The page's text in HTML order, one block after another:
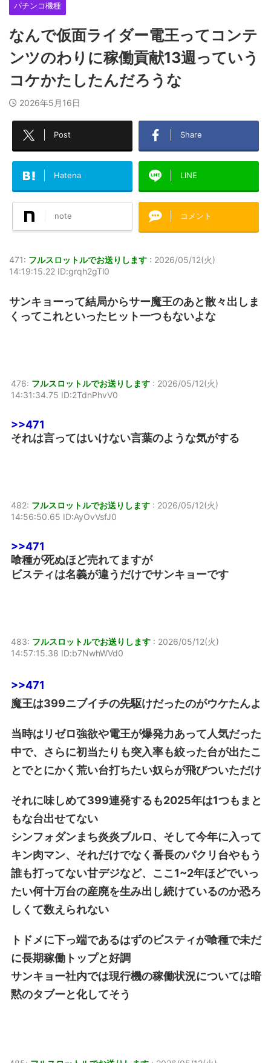
パチンコ機種
なんで仮面ライダー電王ってコンテ
ンツのわりに稼働貢献13週っていう
コケかたしたんだろうな
2026年5月16日
Post Share
Hatena LINE
note コメント
471: フルスロットルでお送りします : 2026/05/12(火)
14:19:15.22 ID:grqh2gTl0
サンキョーって結局からサー魔王のあと散々出しま
くってこれといったヒット一つもないよな
476: フルスロットルでお送りします : 2026/05/12(火)
14:31:34.75 ID:2TdnPhvV0
>>471
それは言ってはいけない言葉のような気がする
482: フルスロットルでお送りします : 2026/05/12(火)
14:56:50.65 ID:AyOvVsfJ0
>>471
喰種が死ぬほど売れてますが
ビスティは名義が違うだけでサンキョーです
483: フルスロットルでお送りします : 2026/05/12(火)
14:57:15.38 ID:b7NwhWVd0
>>471
魔王は399ニブイチの先駆けだったのがウケたんよ
当時はリゼロ強欲や電王が爆発力あって人気だった
中で、さらに初当たりも突入率も絞った台が出たこ
とでとにかく荒い台打ちたい奴らが飛びついただけ
それに味しめて399連発するも2025年は1つもまと
もな台出せてない
シンフォダンまち炎炎ブルロ、そして今年に入って
キン肉マン、それだけでなく番長のパクリ台やもう
誰も打ってない甘デジなど、ここ1~2年ほどでいっ
たい何十万台の産廃を生み出し続けているのか恐ろ
しくて数えられない
トドメに下っ端であるはずのビスティが喰種で未だ
に長期稼働トップと好調
サンキョー社内では現行機の稼働状況については暗
黙のタブーと化してそう